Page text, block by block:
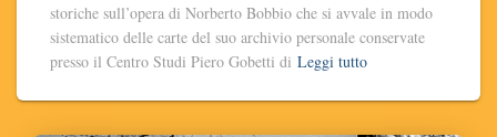
storiche sull’opera di Norberto Bobbio che si avvale in modo
sistematico delle carte del suo archivio personale conservate
presso il Centro Studi Piero Gobetti di Leggi tutto